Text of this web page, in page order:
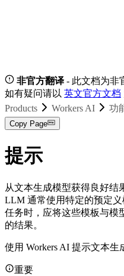
非官方翻译 - 此文档为非
如有疑问请以 英文官方文档
Products
Workers AI 功
Copy Page
提示
从文本生成模型获得良好结
LLM 通常使用特定的预定
任务时，应将这些模板与模
的结果。
使用 Workers AI 提示文本生
重要